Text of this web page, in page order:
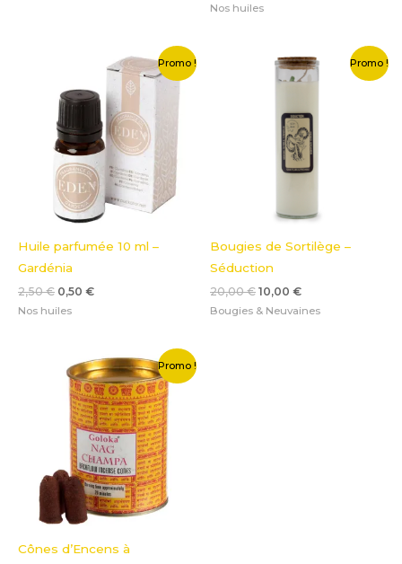
Nos huiles
Promo !
Huile parfumée 10 ml –
Gardénia
2,50€
était :
2,50 €.
0,50 €
prix
actuel
est :
0,50 €.
Nos huiles
Promo !
Bougies de Sortilège –
Séduction
20,00€
prix
initial
20,00 €.
10,00 €
Le
prix
actuel
10,00 €.
Bougies & Neuvaines
Promo !
Cônes d’Encens à
prix
initial
était :
8,00 €.
Le
prix
actuel
est :
1,50 €.